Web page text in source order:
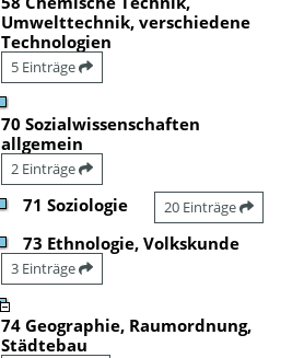
Umwelttechnik, verschiedene
Technologien
5 Einträge
70 Sozialwissenschaften
allgemein
2 Einträge
71 Soziologie 20 Einträge
73 Ethnologie, Volkskunde
3 Einträge
74 Geographie, Raumordnung,
Städtebau